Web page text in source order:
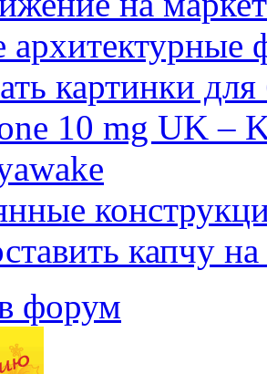
картинки
10 mg UK –
капчу
форум